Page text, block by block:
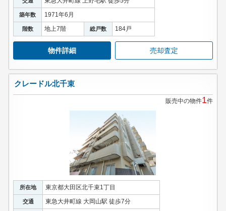
築年数 1971年6月
階数 地上7階 総戸数 184戸
物件詳細 売却査定
クレードル北千束
販売中の物件1件
所在地 東京都大田区北千束1丁目
交通 東急大井町線 大岡山駅 徒歩7分